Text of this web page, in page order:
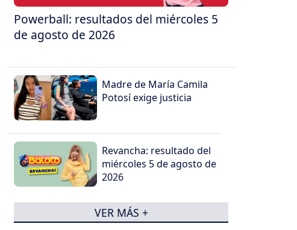
Powerball: resultados del miércoles 5
de agosto de 2026
Madre de María Camila
Potosí exige justicia
Revancha: resultado del
miércoles 5 de agosto de
2026
VER MÁS +